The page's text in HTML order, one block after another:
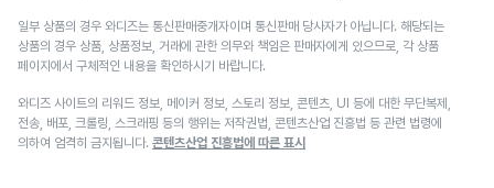
일부 상품의 경우 와디즈는 통신판매중개자이며 통신판매 당사자가 아닙니다. 해당되는
상품의 경우 상품, 상품정보, 거래에 관한 의무와 책임은 판매자에게 있으므로, 각 상품
페이지에서 구체적인 내용을 확인하시기 바랍니다.
와디즈 사이트의 리워드 정보, 메이커 정보, 스토리 정보, 콘텐츠, UI 등에 대한 무단복제,
전송, 배포, 크롤링, 스크래핑 등의 행위는 저작권법, 콘텐츠산업 진흥법 등 관련 법령에
의하여 엄격히 금지됩니다. 콘텐츠산업 진흥법에 따른 표시